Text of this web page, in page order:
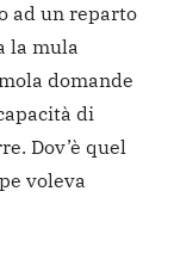
ad un reparto
la mula
domande
di
Dov’è quel
voleva